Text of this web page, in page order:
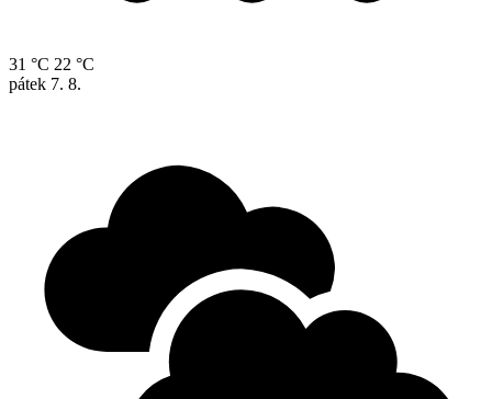
31 °C 22 °C
pátek 7. 8.